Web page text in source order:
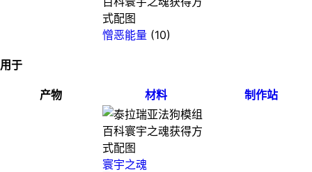
憎恶能量 (10)
用于
产物 材料 制作站
寰宇之魂